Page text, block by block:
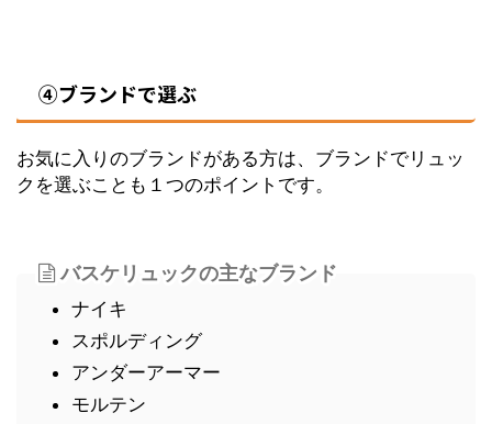
④ブランドで選ぶ
お気に入りのブランドがある方は、ブランドでリュッ
クを選ぶことも１つのポイントです。
バスケリュックの主なブランド
ナイキ
スポルディング
アンダーアーマー
モルテン